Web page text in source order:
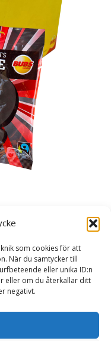
som cookies för att
När du samtycker till
eller unika ID:n
eller om du återkallar ditt
negativt.